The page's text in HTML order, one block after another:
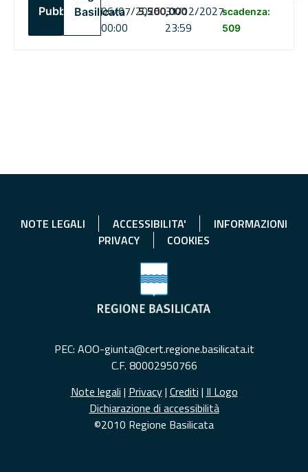
PubblicoBasilicata06/07/2026
00:00
5,500,00031/12/2027
23:59
scadenza:
509
NOTE LEGALI ACCESSIBILITA'
INFORMAZIONI
PRIVACY
COOKIES
PEC: AOO-giunta@cert.regione.basilicata.it
C.F. 80002950766
Note legali | Privacy| Crediti | Il Logo
Dichiarazione di accessibilità
©2010 Regione Basilicata